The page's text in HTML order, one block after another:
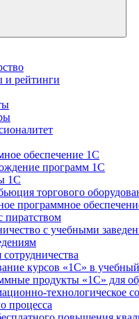
и рейтинги
обеспечение 1С
программ 1С
1С
торгового
программное
пиратством
с учебными
сотрудничества
курсов «1С» в
продукты «1С» для
технологическое
процесса